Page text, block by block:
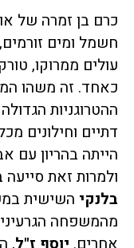
כרם בן זמרה של
חשמל ומים
עולים ממרוקו,
כאחד. זה משהו
ההטרוגניות
דתיים וחילונים
הייתה בהריון עם
ולמרות זאת
בלנקי השישית
מהמשפחה